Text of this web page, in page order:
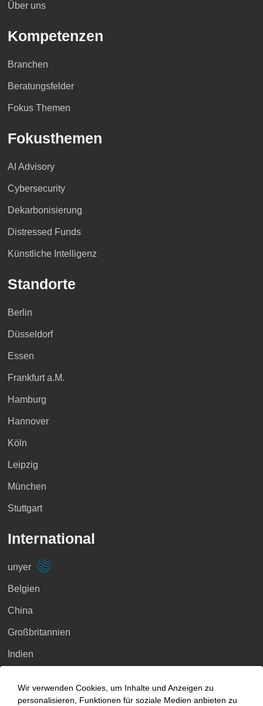
Über uns
Kompetenzen
Branchen
Beratungsfelder
Fokus Themen
Fokusthemen
AI Advisory
Cybersecurity
Dekarbonisierung
Distressed Funds
Künstliche Intelligenz
Standorte
Berlin
Düsseldorf
Essen
Frankfurt a.M.
Hamburg
Hannover
Köln
Leipzig
München
Stuttgart
International
unyer
Belgien
China
Großbritannien
Indien
Malaysia
Wir verwenden Cookies, um Inhalte und Anzeigen zu
personalisieren, Funktionen für soziale Medien anbieten zu